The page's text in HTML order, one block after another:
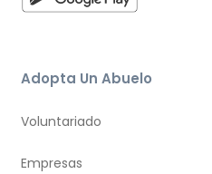
Adopta Un Abuelo
Voluntariado
Empresas